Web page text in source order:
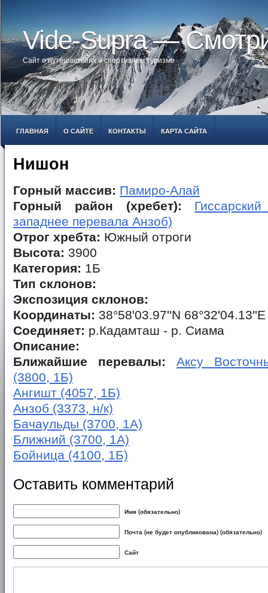
Vide-Supra —
Сайт о путешествиях и спортивном туризме
ГЛАВНАЯ О САЙТЕ КОНТАКТЫ КАРТА САЙТА
Нишон
Горный массив: Памиро-Алай
Горный район (хребет):
западнее перевала Анзоб)
Отрог хребта: Южный отроги
Высота: 3900
Категория: 1Б
Тип склонов:
Экспозиция склонов:
Координаты: 38°58'03.97''N 68°32'04.13''E
Соединяет: р.Кадамташ - р. Сиама
Описание:
Ближайшие перевалы:
Аксу
(3800, 1Б)
Ангишт (4057, 1Б)
Анзоб (3373, н/к)
Бачаульды (3700, 1А)
Ближний (3700, 1А)
Бойница (4100, 1Б)
Оставить комментарий
Имя (обязательно)
Почта (не будет опубликована) (обязательно)
Сайт